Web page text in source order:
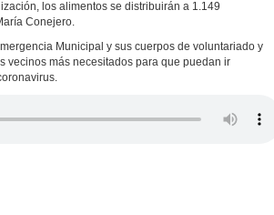
los alimentos se distribuirán a 1.149
Conejero.
Municipal y sus cuerpos de voluntariado y
vecinos más necesitados para que puedan ir